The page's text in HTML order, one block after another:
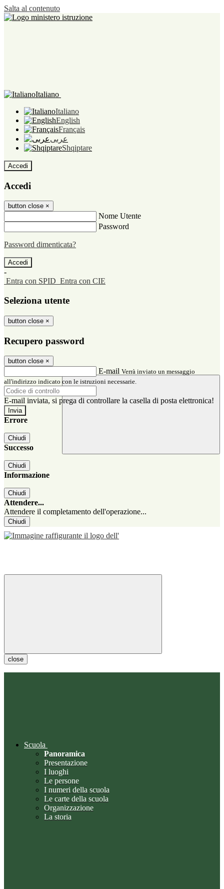
Salta al contenuto
Italiano
Italiano
English
Français
عربى
Shqiptare
Accedi
Accedi
button close ×
Nome Utente
Password
Password dimenticata?
-
Entra con SPID Entra con CIE
Seleziona utente
button close ×
Recupero password
button close ×
E-mail Verrà inviato un messaggio
all'indirizzo indicato con le istruzioni necessarie.
E-mail inviata, si prega di controllare la casella di posta elettronica!
Errore
Chiudi
Successo
Chiudi
Informazione
Chiudi
Attendere...
Attendere il completamento dell'operazione...
Chiudi
close
Scuola
Panoramica
Presentazione
I luoghi
Le persone
I numeri della scuola
Le carte della scuola
Organizzazione
La storia